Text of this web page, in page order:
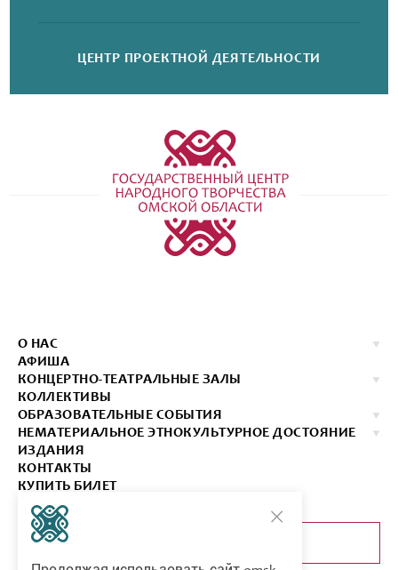
ЦЕНТР ПРОЕКТНОЙ ДЕЯТЕЛЬНОСТИ
О НАС
АФИША
КОНЦЕРТНО-ТЕАТРАЛЬНЫЕ ЗАЛЫ
КОЛЛЕКТИВЫ
ОБРАЗОВАТЕЛЬНЫЕ СОБЫТИЯ
НЕМАТЕРИАЛЬНОЕ ЭТНОКУЛЬТУРНОЕ ДОСТОЯНИЕ
ИЗДАНИЯ
КОНТАКТЫ
КУПИТЬ БИЛЕТ